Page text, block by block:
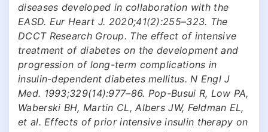
diseases developed in collaboration with the
EASD. Eur Heart J. 2020;41(2):255–323. The
DCCT Research Group. The effect of intensive
treatment of diabetes on the development and
progression of long-term complications in
insulin-dependent diabetes mellitus. N Engl J
Med. 1993;329(14):977–86. Pop-Busui R, Low PA,
Waberski BH, Martin CL, Albers JW, Feldman EL,
et al. Effects of prior intensive insulin therapy on